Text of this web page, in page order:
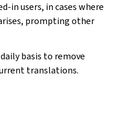
in users, in cases where
prompting other
basis to remove
translations.